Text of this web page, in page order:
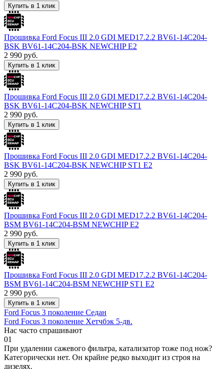
Купить в 1 клик
Прошивка Ford Focus III 2.0 GDI MED17.2.2 BV61-14C204-
BSK BV61-14C204-BSK NEWCHIP E2
2 990 руб.
Купить в 1 клик
Прошивка Ford Focus III 2.0 GDI MED17.2.2 BV61-14C204-
BSK BV61-14C204-BSK NEWCHIP ST1
2 990 руб.
Купить в 1 клик
Прошивка Ford Focus III 2.0 GDI MED17.2.2 BV61-14C204-
BSK BV61-14C204-BSK NEWCHIP ST1 E2
2 990 руб.
Купить в 1 клик
Прошивка Ford Focus III 2.0 GDI MED17.2.2 BV61-14C204-
BSM BV61-14C204-BSM NEWCHIP E2
2 990 руб.
Купить в 1 клик
Прошивка Ford Focus III 2.0 GDI MED17.2.2 BV61-14C204-
BSM BV61-14C204-BSM NEWCHIP ST1 E2
2 990 руб.
Купить в 1 клик
Ford Focus 3 поколение Седан
Ford Focus 3 поколение Хетчбэк 5-дв.
Нас часто спрашивают
01
При удалении сажевого фильтра, катализатор тоже под нож?
Категорически нет. Он крайне редко выходит из строя на
дизелях.